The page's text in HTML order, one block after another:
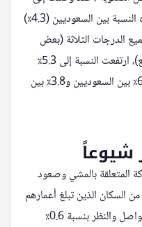
3.3٪ من مجموع السكان. وتفاوتت هذه النسبة بين السعوديين (4.3٪)
جمع جميع الدرجات الثلاثة (بعض
الصعوبة، الكثير من الصعوبة، لا يستطيع)، ارتفعت النسبة إلى 5.3٪
على مستوى جميع السكان، لتسجل 6.6٪ بين السعوديين و3.8٪ بين
شيوعاً
المتعلقة بالمشي وصعود
القائمة بنسبة انتشار تبلغ 0.8٪ من السكان الذين تبلغ أعمارهم
خمس سنوات فأكثر. وتلتها صعوبتا التواصل والنظر بنسبة 0.6٪